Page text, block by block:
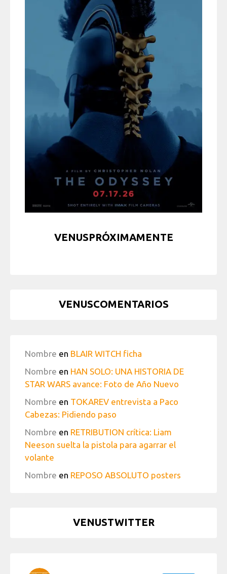
VENUSPRÓXIMAMENTE
VENUSCOMENTARIOS
Nombre en BLAIR WITCH ficha
Nombre en HAN SOLO: UNA HISTORIA DE
STAR WARS avance: Foto de Año Nuevo
Nombre en TOKAREV entrevista a Paco
Cabezas: Pidiendo paso
Nombre en RETRIBUTION crítica: Liam
Neeson suelta la pistola para agarrar el
volante
Nombre en REPOSO ABSOLUTO posters
VENUSTWITTER